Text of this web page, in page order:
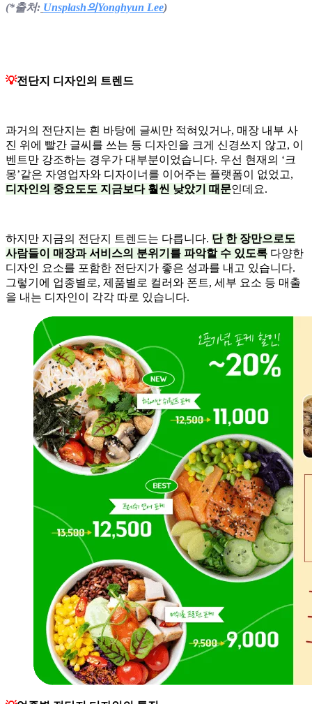
(*출처: Unsplash의Yonghyun Lee)
💡전단지 디자인의 트렌드
과거의 전단지는 흰 바탕에 글씨만 적혀있거나, 매장 내부 사
진 위에 빨간 글씨를 쓰는 등 디자인을 크게 신경쓰지 않고, 이
벤트만 강조하는 경우가 대부분이었습니다. 우선 현재의 ‘크
몽’같은 자영업자와 디자이너를 이어주는 플랫폼이 없었고,
디자인의 중요도도 지금보다 훨씬 낮았기 때문인데요.
하지만 지금의 전단지 트렌드는 다릅니다. 단 한 장만으로도
사람들이 매장과 서비스의 분위기를 파악할 수 있도록 다양한
디자인 요소를 포함한 전단지가 좋은 성과를 내고 있습니다.
그렇기에 업종별로, 제품별로 컬러와 폰트, 세부 요소 등 매출
을 내는 디자인이 각각 따로 있습니다.